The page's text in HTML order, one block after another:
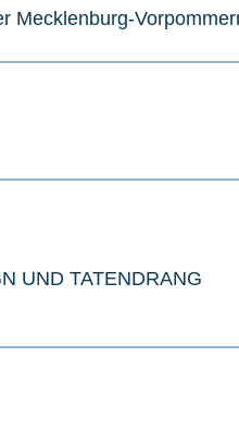
Mecklenburg-
UND TATENDRANG